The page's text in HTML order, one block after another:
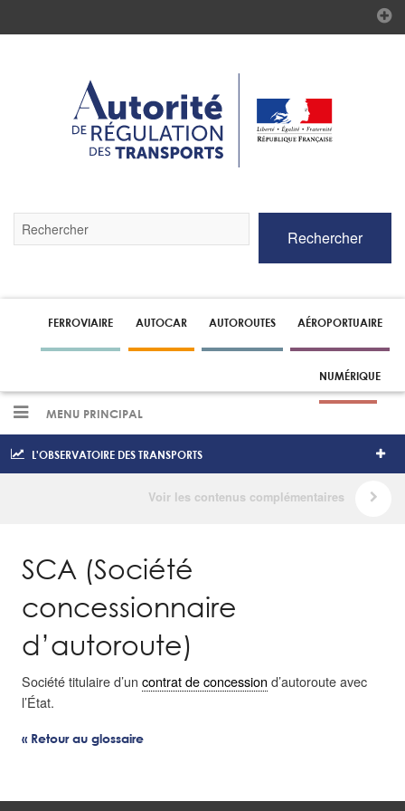
par
pour
recherche
Rechercher
FERROVIAIRE AUTOCAR AUTOROUTES AÉROPORTUAIRE
NUMÉRIQUE
MENU PRINCIPAL
L'OBSERVATOIRE DES TRANSPORTS
SCA (Société
concessionnaire
d’autoroute)
Société titulaire d’un contrat de concession d’autoroute avec
l’État.
« Retour au glossaire